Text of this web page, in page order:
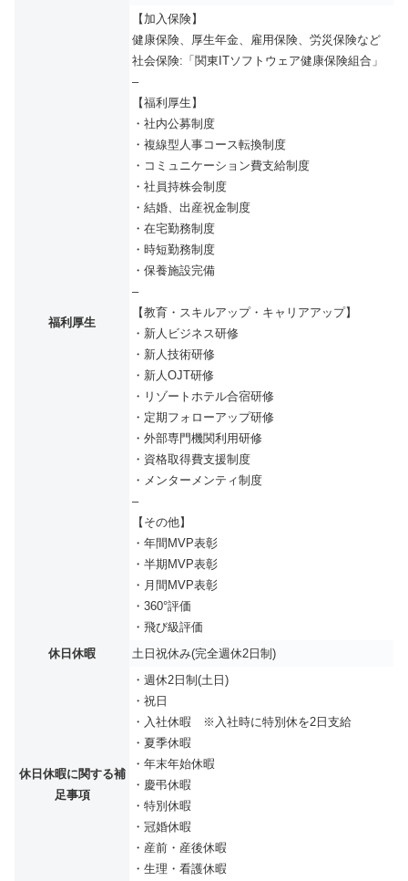
福利厚生
【加入保険】
健康保険、厚生年金、雇用保険、労災保険など
社会保険:「関東ITソフトウェア健康保険組合」
–
【福利厚生】
・社内公募制度
・複線型人事コース転換制度
・コミュニケーション費支給制度
・社員持株会制度
・結婚、出産祝金制度
・在宅勤務制度
・時短勤務制度
・保養施設完備
–
【教育・スキルアップ・キャリアアップ】
・新人ビジネス研修
・新人技術研修
・新人OJT研修
・リゾートホテル合宿研修
・定期フォローアップ研修
・外部専門機関利用研修
・資格取得費支援制度
・メンターメンティ制度
–
【その他】
・年間MVP表彰
・半期MVP表彰
・月間MVP表彰
・360°評価
・飛び級評価
休日休暇
土日祝休み(完全週休2日制)
休日休暇に関する補
足事項
・週休2日制(土日)
・祝日
・入社休暇 ※入社時に特別休を2日支給
・夏季休暇
・年末年始休暇
・慶弔休暇
・特別休暇
・冠婚休暇
・産前・産後休暇
・生理・看護休暇